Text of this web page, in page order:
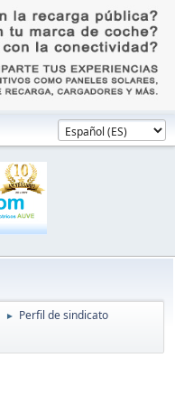
► Perfil de sindicato